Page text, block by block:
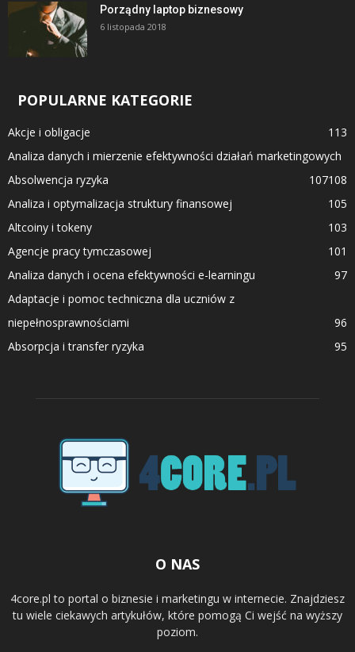
Porządny laptop biznesowy
6 listopada 2018
POPULARNE KATEGORIE
Akcje i obligacje
113
Analiza danych i mierzenie efektywności działań marketingowych
108
Absolwencja ryzyka
107
Analiza i optymalizacja struktury finansowej
105
Altcoiny i tokeny
103
Agencje pracy tymczasowej
101
Analiza danych i ocena efektywności e-learningu
97
Adaptacje i pomoc techniczna dla uczniów z
niepełnosprawnościami
96
Absorpcja i transfer ryzyka
95
O NAS
4core.pl to portal o biznesie i marketingu w internecie. Znajdziesz
tu wiele ciekawych artykułów, które pomogą Ci wejść na wyższy
poziom.